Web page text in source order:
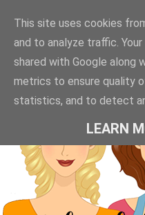
This site uses cookies
and to analyze traffic.
shared with Google along
metrics to ensure quality
statistics, and to detect
LEARN